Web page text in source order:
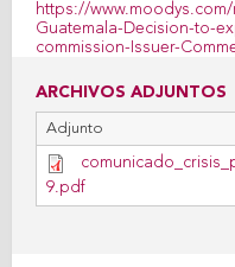
https://
Guatemala-Decision-to-
commission-Issuer-
ARCHIVOS ADJUNTOS
Adjunto
9.pdf